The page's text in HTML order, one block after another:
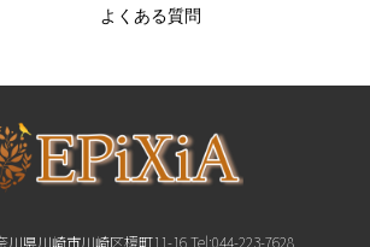
よくある質問
川県川崎市川崎区榎町11-16 Tel:044-223-7628